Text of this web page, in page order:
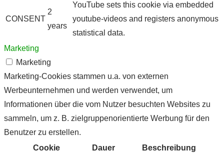
CONSENT
2
years
YouTube sets this cookie via embedded
youtube-videos and registers anonymous
statistical data.
Marketing
Marketing
Marketing-Cookies stammen u.a. von externen
Werbeunternehmen und werden verwendet, um
Informationen über die vom Nutzer besuchten Websites zu
sammeln, um z. B. zielgruppenorientierte Werbung für den
Benutzer zu erstellen.
Cookie
Dauer Beschreibung